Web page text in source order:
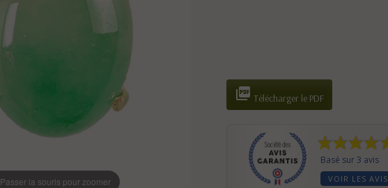
Passer la souris pour zoomer
 Télécharger le PDF
Basé sur 3 avis
VOIR LES AVIS